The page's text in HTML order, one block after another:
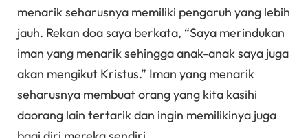
menarik seharusnya memiliki pengaruh yang lebih
jauh. Rekan doa saya berkata, “Saya merindukan
iman yang menarik sehingga anak-anak saya juga
akan mengikut Kristus.” Iman yang menarik
seharusnya membuat orang yang kita kasihi
daorang lain tertarik dan ingin memilikinya juga